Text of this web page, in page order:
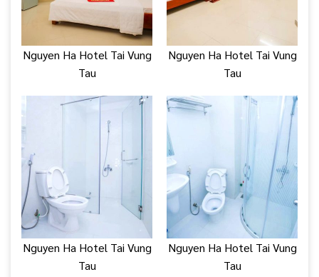
Nguyen Ha Hotel Tai Vung
Tau
Nguyen Ha Hotel Tai Vung
Tau
Nguyen Ha Hotel Tai Vung
Tau
Nguyen Ha Hotel Tai Vung
Tau